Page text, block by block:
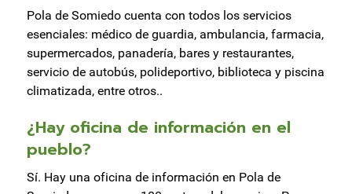
Pola de Somiedo cuenta con todos los servicios
esenciales: médico de guardia, ambulancia, farmacia,
supermercados, panadería, bares y restaurantes,
servicio de autobús, polideportivo, biblioteca y piscina
climatizada, entre otros..
¿Hay oficina de información en el
pueblo?
Sí. Hay una oficina de información en Pola de